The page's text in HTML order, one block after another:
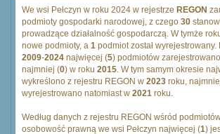
We wsi Pełczyn w roku 2024 w rejestrze REGON
podmioty gospodarki narodowej, z czego 30
prowadzące działalność gospodarczą. W tymże
nowe podmioty, a 1 podmiot został
2009-2024 najwięcej (5) podmiotów
najmniej (0) w roku 2015. W tym samym okresie
wykreślono z rejestru REGON w 2023 roku,
wyrejestrowano natomiast w 2021 roku.
Według danych z rejestru REGON wśród
osobowość prawną we wsi Pełczyn najwięcej (1)